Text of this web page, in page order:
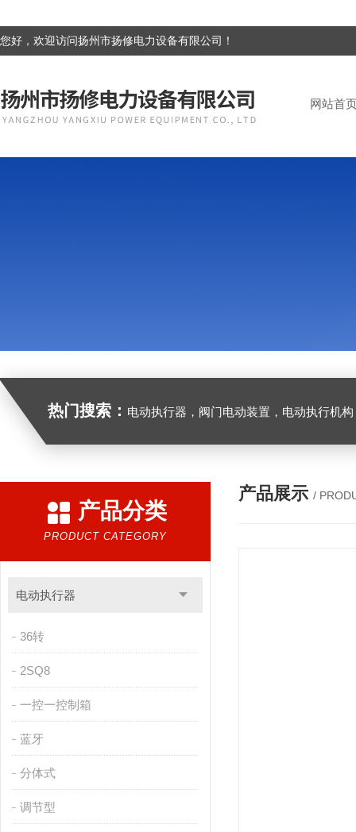
您好，欢迎访问扬州市扬修电力设备有限公司！
网站首
热门搜索： 电动执行器，阀门电动装置，电动执行机构，阀门驱动装置，电动头，角行
产品分类
PRODUCT CATEGORY
电动执行器
36转
2SQ8
一控一控制箱
蓝牙
分体式
调节型
产品展示 /